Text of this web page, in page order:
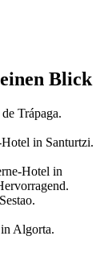
Blick
Trápaga.
in Santurtzi.
Hotel in
Algorta.